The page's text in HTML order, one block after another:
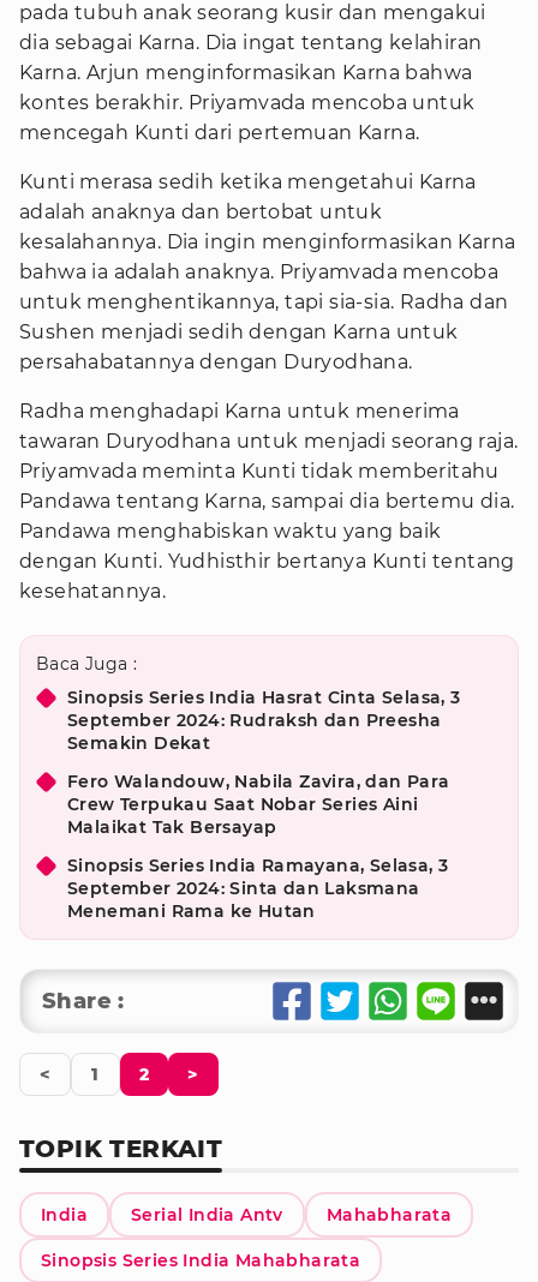
pada tubuh anak seorang kusir dan mengakui
dia sebagai Karna. Dia ingat tentang kelahiran
Karna. Arjun menginformasikan Karna bahwa
kontes berakhir. Priyamvada mencoba untuk
mencegah Kunti dari pertemuan Karna.
Kunti merasa sedih ketika mengetahui Karna
adalah anaknya dan bertobat untuk
kesalahannya. Dia ingin menginformasikan Karna
bahwa ia adalah anaknya. Priyamvada mencoba
untuk menghentikannya, tapi sia-sia. Radha dan
Sushen menjadi sedih dengan Karna untuk
persahabatannya dengan Duryodhana.
Radha menghadapi Karna untuk menerima
tawaran Duryodhana untuk menjadi seorang raja.
Priyamvada meminta Kunti tidak memberitahu
Pandawa tentang Karna, sampai dia bertemu dia.
Pandawa menghabiskan waktu yang baik
dengan Kunti. Yudhisthir bertanya Kunti tentang
kesehatannya.
Baca Juga :
Sinopsis Series India Hasrat Cinta Selasa, 3
September 2024: Rudraksh dan Preesha
Semakin Dekat
Fero Walandouw, Nabila Zavira, dan Para
Crew Terpukau Saat Nobar Series Aini
Malaikat Tak Bersayap
Sinopsis Series India Ramayana, Selasa, 3
September 2024: Sinta dan Laksmana
Menemani Rama ke Hutan
Share :
< 1 2 >
TOPIK TERKAIT
India Serial India Antv Mahabharata
Sinopsis Series India Mahabharata